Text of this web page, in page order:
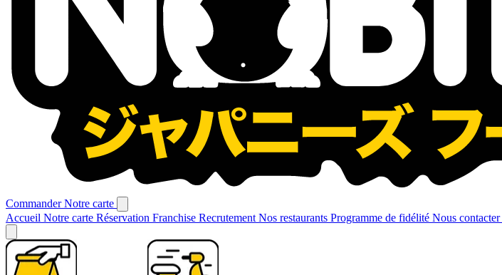
CommanderNotre carte
Accueil Notre carte Réservation Franchise Recrutement Nos restaurants Programme de fidélité Nous contacter